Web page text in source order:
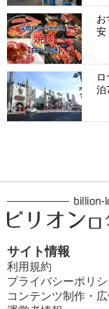
お
安
泊
サイト情報
利用規約
プライバシーポリシ
コンテンツ制作・